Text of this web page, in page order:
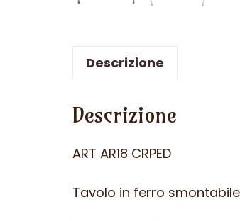
Descrizione
Descrizione
ART AR18 CRPED
Tavolo in ferro